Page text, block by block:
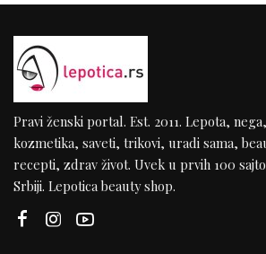
Pravi ženski portal. Est. 2011. Lepota, nega,
kozmetika, saveti, trikovi, uradi sama,
recepti, zdrav život. Uvek u prvih 100
Srbiji. Lepotica beauty shop.